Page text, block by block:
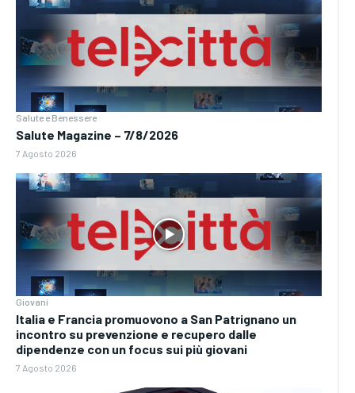
Salute e Benessere
Salute Magazine – 7/8/2026
7 Agosto 2026
Giovani
Italia e Francia promuovono a San Patrignano un
incontro su prevenzione e recupero dalle
dipendenze con un focus sui più giovani
7 Agosto 2026